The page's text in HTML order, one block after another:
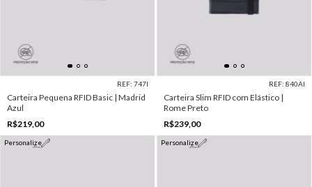
REF: 747I
Carteira Pequena RFID Basic | Madrid
Azul
R$219,00
REF: 840AI
Carteira Slim RFID com Elástico |
Rome Preto
R$239,00
Personalize Personalize